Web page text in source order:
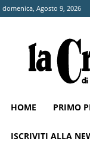
domenica, Agosto 9, 2026
HOME PRIMO
ISCRIVITI ALLA